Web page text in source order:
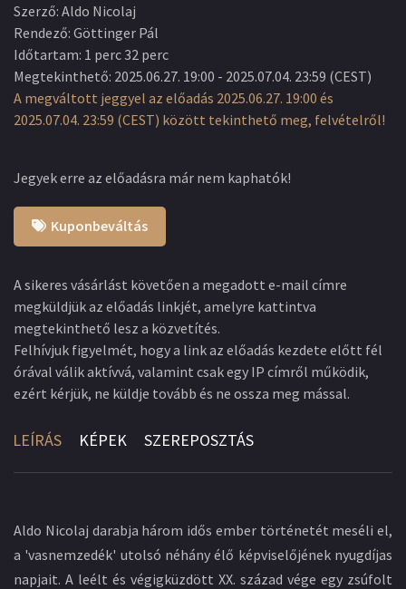
Szerző: Aldo Nicolaj
Rendező: Göttinger Pál
Időtartam: 1 perc 32 perc
Megtekinthető: 2025.06.27. 19:00 - 2025.07.04. 23:59 (CEST)
A megváltott jeggyel az előadás 2025.06.27. 19:00 és
2025.07.04. 23:59 (CEST) között tekinthető meg, felvételről!
Jegyek erre az előadásra már nem kaphatók!
Kuponbeváltás
A sikeres vásárlást követően a megadott e-mail címre
megküldjük az előadás linkjét, amelyre kattintva
megtekinthető lesz a közvetítés.
Felhívjuk figyelmét, hogy a link az előadás kezdete előtt fél
órával válik aktívvá, valamint csak egy IP címről működik,
ezért kérjük, ne küldje tovább és ne ossza meg mással.
LEÍRÁS KÉPEK SZEREPOSZTÁS
Aldo Nicolaj darabja három idős ember történetét meséli el,
a 'vasnemzedék' utolsó néhány élő képviselőjének nyugdíjas
napjait. A leélt és végigküzdött XX. század vége egy zsúfolt